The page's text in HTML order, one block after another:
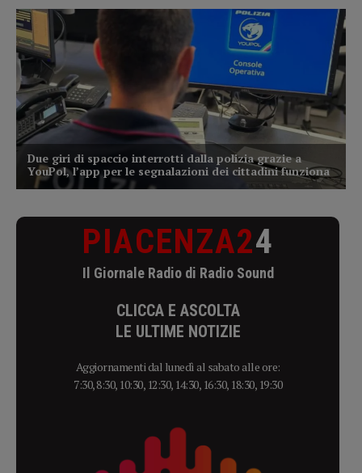
PIACENZA24
Il Giornale Radio di Radio Sound
CLICCA E ASCOLTA
LE ULTIME NOTIZIE
Aggiornamenti dal lunedì al sabato alle ore:
7:30, 8:30, 10:30, 12:30, 14:30, 16:30, 18:30, 19:30